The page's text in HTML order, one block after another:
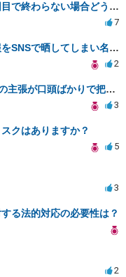
開示請求の仮処分での審尋で２回目で終わらない場合どうしたらいいですか
7
当方の腹いせで相手方の個人情報をSNSで晒してしまい名誉毀損させてしまったかもしれない
2
Xの開示請求の双方審で、相手方の主張が口頭ばかりで把握しきれません
3
クはありますか？
5
3
る法的対応の必要性は？
2